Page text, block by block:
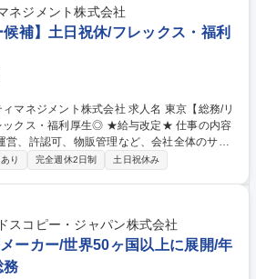
対応 ■レイアウト変更・オフィス家具の管理
ど 募集職種 【総務チームメ
証プライム市場上場
ネジメント株式会社
補】土日祝休/フレックス・福利
ト株式会社 求人名 東京【総務/リ
ス・福利厚生◎ ★給与改定★ 仕事の内容
営、許認可、物販管理など、会社全体のサポ
社後は、メンバーとして将来的にはリーダ
、車関係、貸与品管理、事務用品調達など総
の対応、グループ長の補佐をお願いいたしま
土日祝
★給与改定★
り 完全週休2日制 土日祝休み
スコピー・ジャパン株式会社
ーカー/世界50ヶ国以上に展開/年
務